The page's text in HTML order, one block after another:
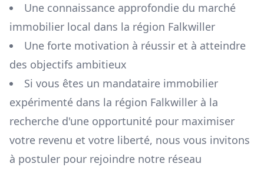
Une connaissance approfondie du marché
immobilier local dans la région Falkwiller
Une forte motivation à réussir et à atteindre
des objectifs ambitieux
Si vous êtes un mandataire immobilier
expérimenté dans la région Falkwiller à la
recherche d'une opportunité pour maximiser
votre revenu et votre liberté, nous vous invitons
à postuler pour rejoindre notre réseau